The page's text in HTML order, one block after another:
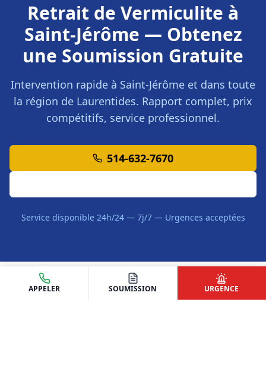
Retrait de Vermiculite à
Saint-Jérôme — Obtenez
une Soumission Gratuite
Intervention rapide à Saint-Jérôme et dans toute
la région de Laurentides. Rapport complet, prix
compétitifs, service professionnel.
514-632-7670
Service disponible 24h/24 — 7j/7 — Urgences acceptées
APPELER SOUMISSION URGENCE